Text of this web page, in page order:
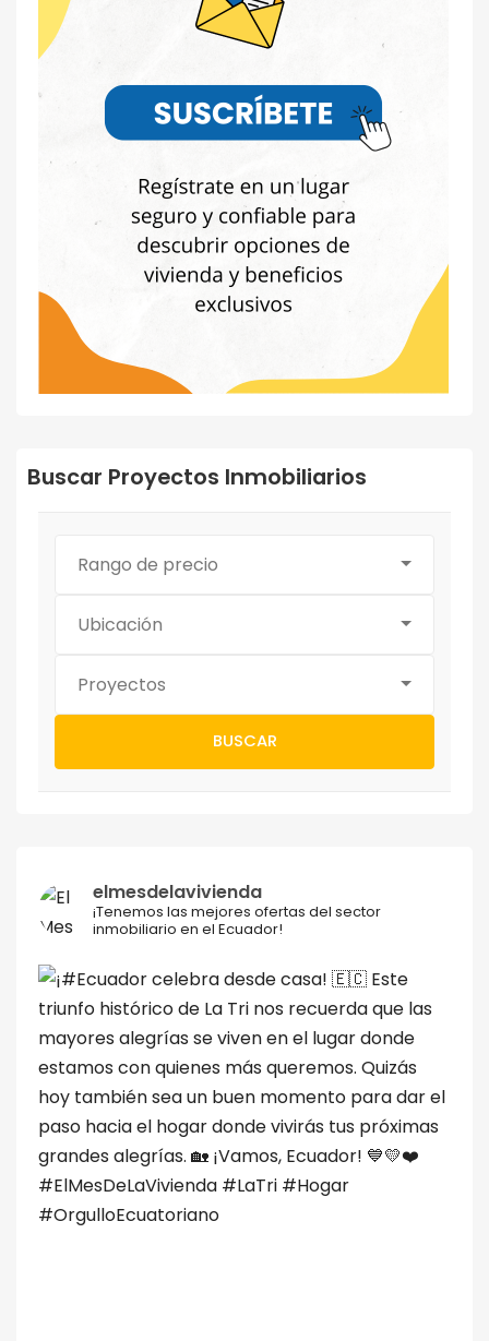
Buscar Proyectos Inmobiliarios
Rango de precio
Ubicación
Proyectos
BUSCAR
elmesdelavivienda
¡Tenemos las mejores ofertas del sector
inmobiliario en el Ecuador!